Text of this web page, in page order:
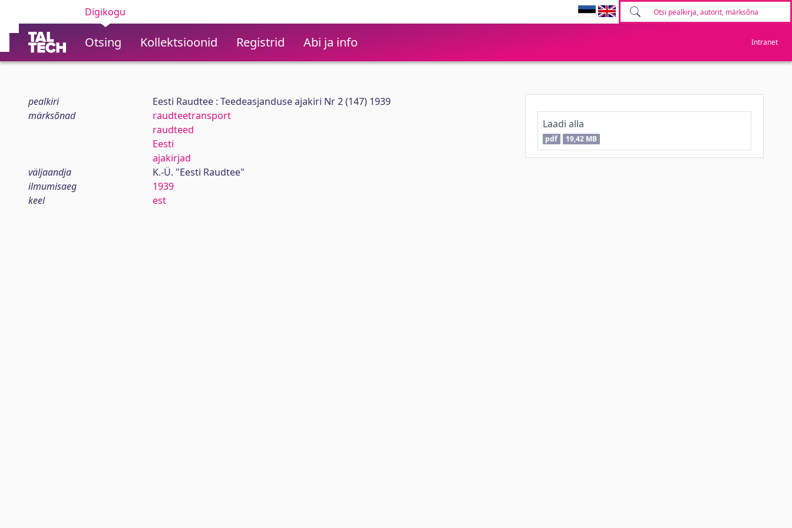
Digikogu
Otsing Kollektsioonid Registrid Abi ja info Intranet
pealkiri
Eesti Raudtee : Teedeasjanduse ajakiri Nr 2 (147) 1939
märksõnad
raudteetransport
raudteed
Eesti
ajakirjad
väljaandja
K.-Ü. "Eesti Raudtee"
ilmumisaeg
1939
keel
est
Laadi alla
pdf 19,42 MB